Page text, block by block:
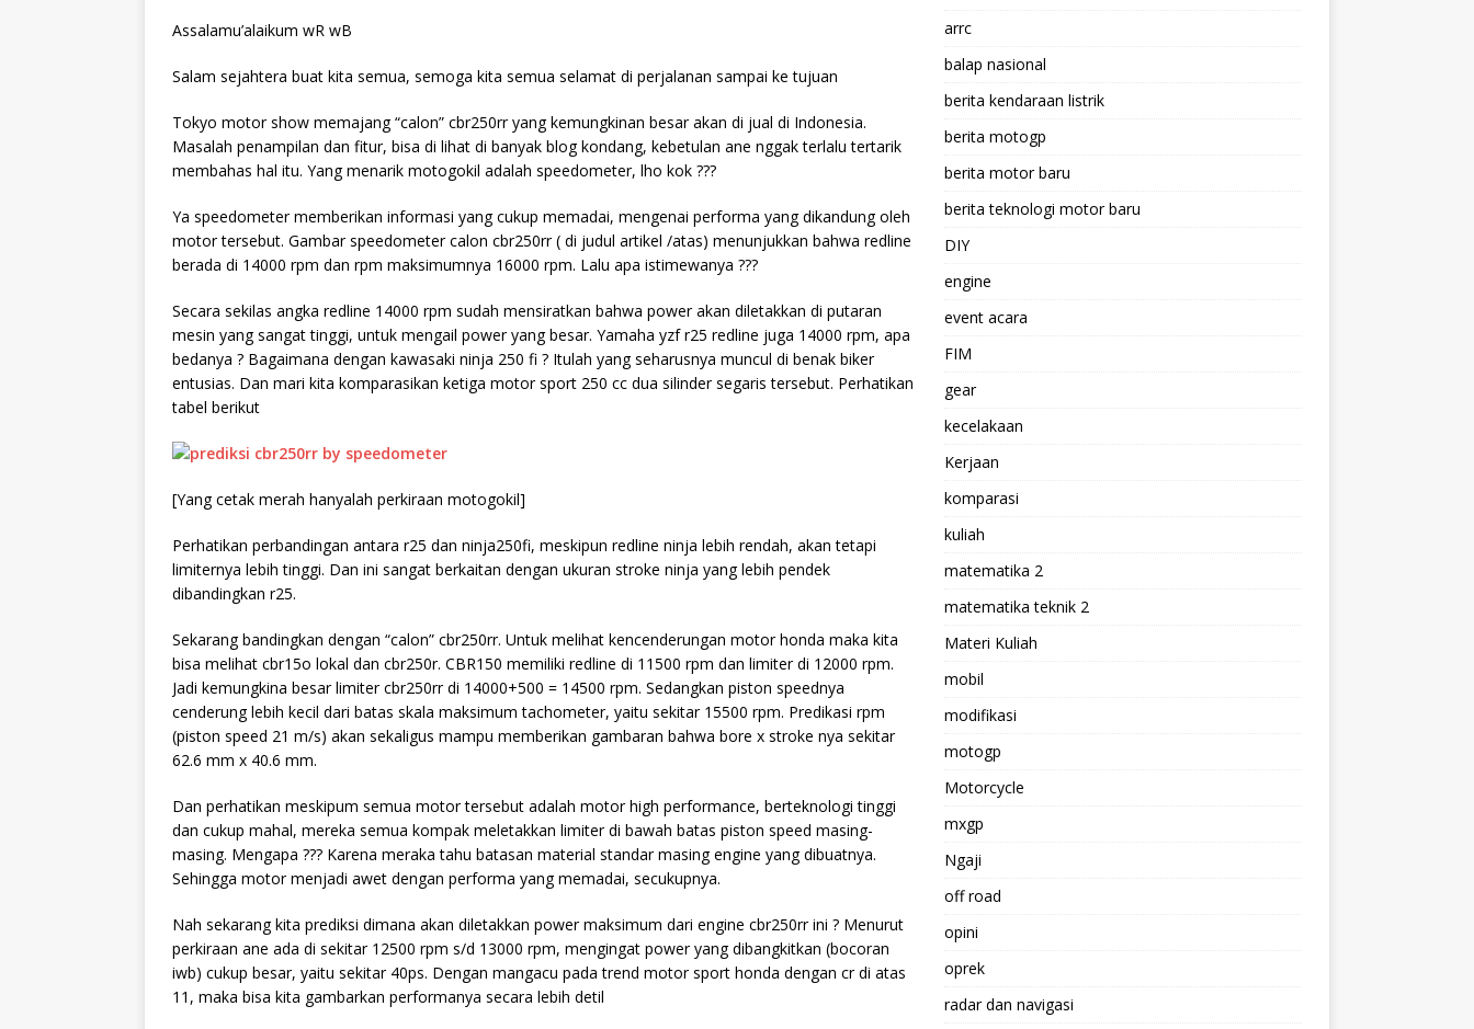
Assalamu’alaikum wR wB
Salam sejahtera buat kita semua, semoga kita semua selamat di perjalanan sampai ke tujuan
Tokyo motor show memajang “calon” cbr250rr yang kemungkinan besar akan di jual di Indonesia.
Masalah penampilan dan fitur, bisa di lihat di banyak blog kondang, kebetulan ane nggak terlalu tertarik
membahas hal itu. Yang menarik motogokil adalah speedometer, lho kok ???
Ya speedometer memberikan informasi yang cukup memadai, mengenai performa yang dikandung oleh
motor tersebut. Gambar speedometer calon cbr250rr ( di judul artikel /atas) menunjukkan bahwa redline
berada di 14000 rpm dan rpm maksimumnya 16000 rpm. Lalu apa istimewanya ???
Secara sekilas angka redline 14000 rpm sudah mensiratkan bahwa power akan diletakkan di putaran
mesin yang sangat tinggi, untuk mengail power yang besar. Yamaha yzf r25 redline juga 14000 rpm, apa
bedanya ? Bagaimana dengan kawasaki ninja 250 fi ? Itulah yang seharusnya muncul di benak biker
entusias. Dan mari kita komparasikan ketiga motor sport 250 cc dua silinder segaris tersebut. Perhatikan
tabel berikut
[Yang cetak merah hanyalah perkiraan motogokil]
Perhatikan perbandingan antara r25 dan ninja250fi, meskipun redline ninja lebih rendah, akan tetapi
limiternya lebih tinggi. Dan ini sangat berkaitan dengan ukuran stroke ninja yang lebih pendek
dibandingkan r25.
Sekarang bandingkan dengan “calon” cbr250rr. Untuk melihat kencenderungan motor honda maka kita
bisa melihat cbr15o lokal dan cbr250r. CBR150 memiliki redline di 11500 rpm dan limiter di 12000 rpm.
Jadi kemungkina besar limiter cbr250rr di 14000+500 = 14500 rpm. Sedangkan piston speednya
cenderung lebih kecil dari batas skala maksimum tachometer, yaitu sekitar 15500 rpm. Predikasi rpm
(piston speed 21 m/s) akan sekaligus mampu memberikan gambaran bahwa bore x stroke nya sekitar
62.6 mm x 40.6 mm.
Dan perhatikan meskipum semua motor tersebut adalah motor high performance, berteknologi tinggi
dan cukup mahal, mereka semua kompak meletakkan limiter di bawah batas piston speed masing-
masing. Mengapa ??? Karena meraka tahu batasan material standar masing engine yang dibuatnya.
Sehingga motor menjadi awet dengan performa yang memadai, secukupnya.
Nah sekarang kita prediksi dimana akan diletakkan power maksimum dari engine cbr250rr ini ? Menurut
perkiraan ane ada di sekitar 12500 rpm s/d 13000 rpm, mengingat power yang dibangkitkan (bocoran
iwb) cukup besar, yaitu sekitar 40ps. Dengan mangacu pada trend motor sport honda dengan cr di atas
11, maka bisa kita gambarkan performanya secara lebih detil
arrc
balap nasional
berita kendaraan listrik
berita motogp
berita motor baru
berita teknologi motor baru
DIY
engine
event acara
FIM
gear
kecelakaan
Kerjaan
komparasi
kuliah
matematika 2
matematika teknik 2
Materi Kuliah
mobil
modifikasi
motogp
Motorcycle
mxgp
Ngaji
off road
opini
oprek
radar dan navigasi